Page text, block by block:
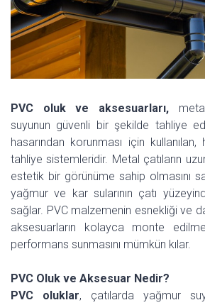
PVC oluk ve aksesuarları,
suyunun güvenli bir şekilde tahliye
hasarından korunması için
tahliye sistemleridir. Metal çatıların
estetik bir görünüme sahip olmasını
yağmur ve kar sularının çatı
sağlar. PVC malzemenin esnekliği ve
aksesuarların kolayca monte
performans sunmasını mümkün kılar.
PVC Oluk ve Aksesuar Nedir?
PVC oluklar, çatılarda yağmur